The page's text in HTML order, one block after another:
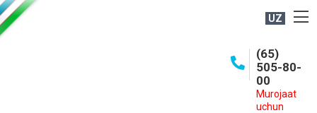
UZ
(65)
505-80-
00
Murojaat
uchun